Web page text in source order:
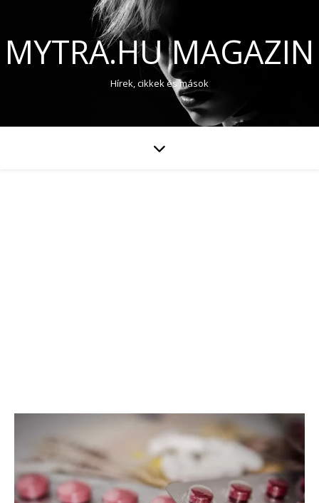
MYTRA.HU MAGAZIN
Hírek, cikkek és mások